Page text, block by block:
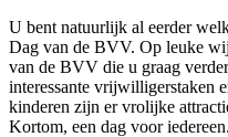
U bent natuurlijk al eerder
Dag van de BVV. Op leuke
van de BVV die u graag
interessante vrijwilligerstaken
kinderen zijn er vrolijke
Kortom, een dag voor iedereen.